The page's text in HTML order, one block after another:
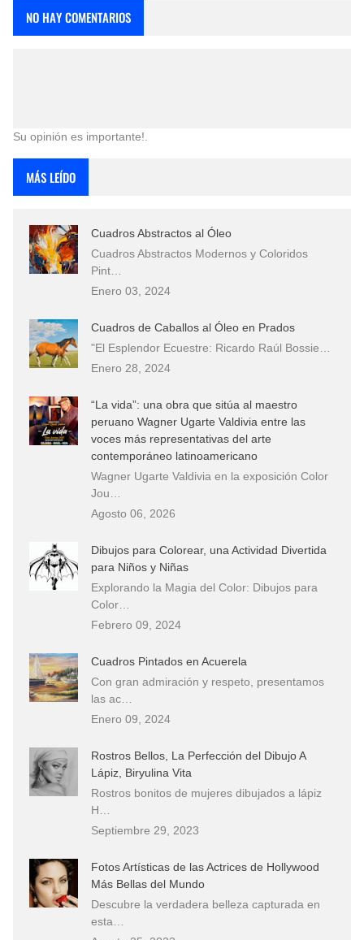
NO HAY COMENTARIOS
Su opinión es importante!.
MÁS LEÍDO
Cuadros Abstractos al Óleo
Cuadros Abstractos Modernos y Coloridos
Pint…
Enero 03, 2024
Cuadros de Caballos al Óleo en Prados
"El Esplendor Ecuestre: Ricardo Raúl Bossie…
Enero 28, 2024
“La vida”: una obra que sitúa al maestro
peruano Wagner Ugarte Valdivia entre las
voces más representativas del arte
contemporáneo latinoamericano
Wagner Ugarte Valdivia en la exposición Color
Jou…
Agosto 06, 2026
Dibujos para Colorear, una Actividad Divertida
para Niños y Niñas
Explorando la Magia del Color: Dibujos para
Color…
Febrero 09, 2024
Cuadros Pintados en Acuerela
Con gran admiración y respeto, presentamos
las ac…
Enero 09, 2024
Rostros Bellos, La Perfección del Dibujo A
Lápiz, Biryulina Vita
Rostros bonitos de mujeres dibujados a lápiz
H…
Septiembre 29, 2023
Fotos Artísticas de las Actrices de Hollywood
Más Bellas del Mundo
Descubre la verdadera belleza capturada en
esta…